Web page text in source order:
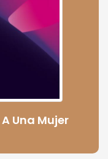
Una Mujer